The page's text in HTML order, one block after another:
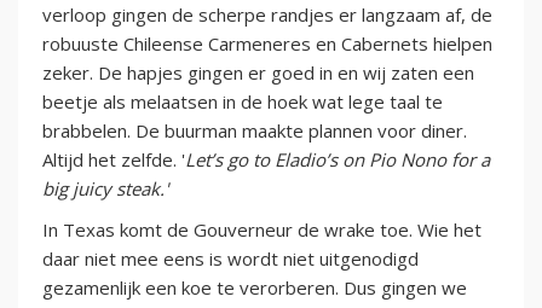
verloop gingen de scherpe randjes er langzaam af, de
robuuste Chileense Carmeneres en Cabernets hielpen
zeker. De hapjes gingen er goed in en wij zaten een
beetje als melaatsen in de hoek wat lege taal te
brabbelen. De buurman maakte plannen voor diner.
Altijd het zelfde. 'Let’s go to Eladio’s on Pio Nono for a
big juicy steak.'
In Texas komt de Gouverneur de wrake toe. Wie het
daar niet mee eens is wordt niet uitgenodigd
gezamenlijk een koe te verorberen. Dus gingen we